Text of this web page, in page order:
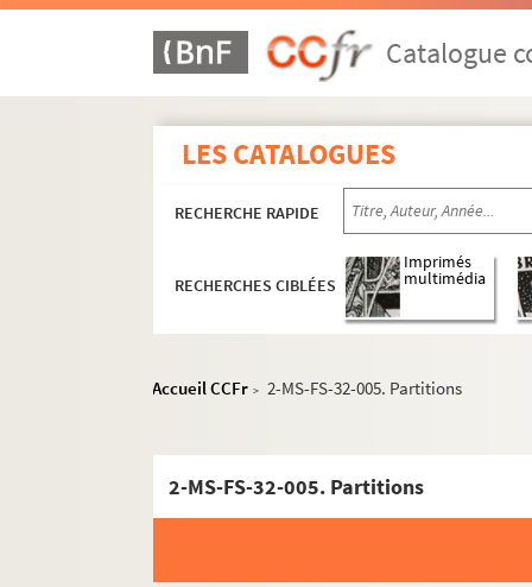
Catalogue
LES CATALOGUES
RECHERCHE RAPIDE
RECHERCHES CIBLÉES
Imprimés
multimédia
Accueil CCFr > 2-MS-FS-32-005. Partitions
2-MS-FS-32-005. Partitions